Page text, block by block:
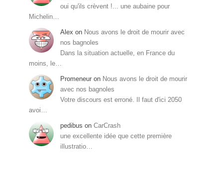
oui qu'ils crèvent !... une aubaine pour
Michelin…
Alex on Nous avons le droit de mourir avec
nos bagnoles
Dans la situation actuelle, en France du
moins, le…
Promeneur on Nous avons le droit de mourir
avec nos bagnoles
Votre discours est erroné. Il faut d'ici 2050
avoi…
pedibus on CarCrash
une excellente idée que cette première
illustratio…